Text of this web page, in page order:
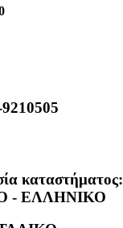
καταστήματος:
- ΕΛΛΗΝΙΚΟ